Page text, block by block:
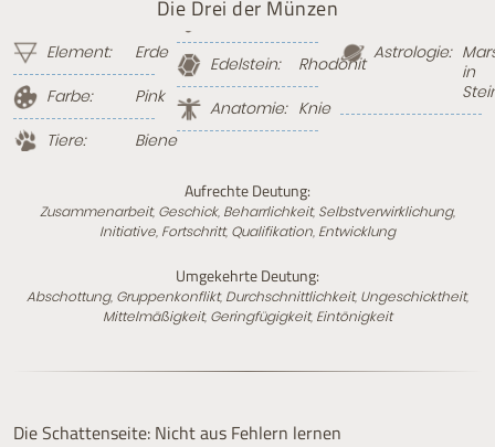
Die Drei der Münzen
Element:
Erde
Farbe:
Pink
Tiere:
Biene
Edelstein:
Rhodonit
Anatomie: Knie
Astrologie:
in
Aufrechte Deutung:
Zusammenarbeit, Geschick, Beharrlichkeit, Selbstverwirklichung,
Initiative, Fortschritt, Qualifikation, Entwicklung
Umgekehrte Deutung:
Abschottung, Gruppenkonflikt, Durchschnittlichkeit, Ungeschicktheit,
Mittelmäßigkeit, Geringfügigkeit, Eintönigkeit
Die Schattenseite: Nicht aus Fehlern lernen